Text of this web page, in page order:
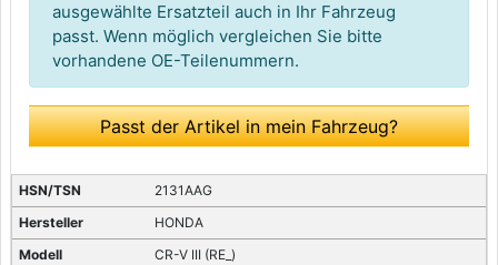
ausgewählte Ersatzteil auch in Ihr Fahrzeug
passt. Wenn möglich vergleichen Sie bitte
vorhandene OE-Teilenummern.
Passt der Artikel in mein Fahrzeug?
2131AAG
HONDA
CR-V III (RE_)